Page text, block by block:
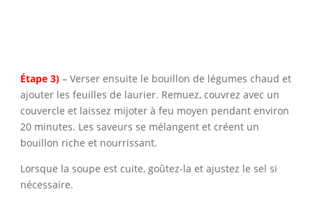
Étape 3) – Verser ensuite le bouillon de légumes chaud et
ajouter les feuilles de laurier. Remuez, couvrez avec un
couvercle et laissez mijoter à feu moyen pendant environ
20 minutes. Les saveurs se mélangent et créent un
bouillon riche et nourrissant.
Lorsque la soupe est cuite, goûtez-la et ajustez le sel si
nécessaire.